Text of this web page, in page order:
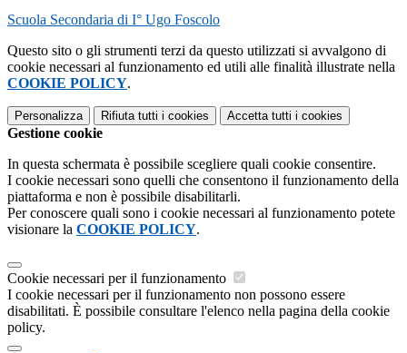
Scuola Secondaria di I° Ugo Foscolo
Questo sito o gli strumenti terzi da questo utilizzati si avvalgono di
cookie necessari al funzionamento ed utili alle finalità illustrate nella
COOKIE POLICY.
Personalizza Rifiuta tutti i cookies Accetta tutti i cookies
Gestione cookie
In questa schermata è possibile scegliere quali cookie consentire.
I cookie necessari sono quelli che consentono il funzionamento della
piattaforma e non è possibile disabilitarli.
Per conoscere quali sono i cookie necessari al funzionamento potete
visionare la COOKIE POLICY.
Cookie necessari per il funzionamento
I cookie necessari per il funzionamento non possono essere
disabilitati. È possibile consultare l'elenco nella pagina della cookie
policy.